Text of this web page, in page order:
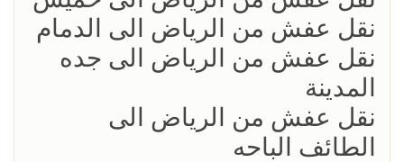
نقل عفش من الرياض الى الدمام
نقل عفش من الرياض الى جده
المدينة
نقل عفش من الرياض الى
الطائف الباحه